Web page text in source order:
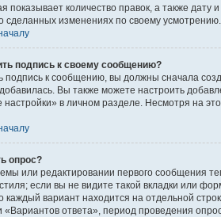
показывает количество правок, а также
сделанных изменениях по своему
подпись к своему сообщению?
подпись к сообщению, вы должны сначала
Вы также можете настроить
настройки» в личном разделе. Несмотря на
опрос?
или редактировании первого сообщения
если вы не видите такой вкладки или
каждый вариант находится на отдельной
ответа», период проведения